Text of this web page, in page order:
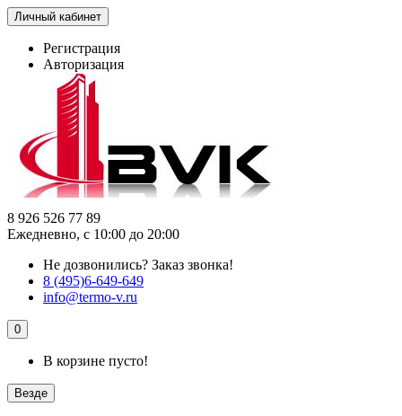
Личный кабинет
Регистрация
Авторизация
8 926 526 77 89
Ежедневно, с 10:00 до 20:00
Не дозвонились? Заказ звонка!
8 (495)6-649-649
info@termo-v.ru
0
В корзине пусто!
Везде